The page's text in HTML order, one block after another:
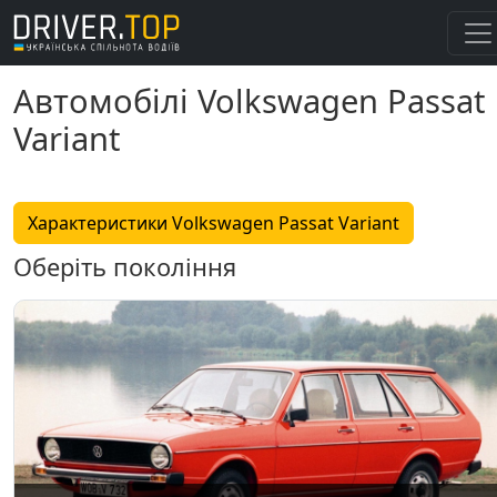
Автомобілі Volkswagen Passat
Variant
Характеристики Volkswagen Passat Variant
Оберіть покоління